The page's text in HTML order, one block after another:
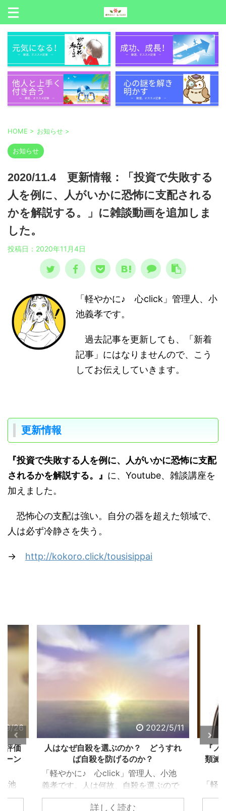
HOME > お知らせ >
お知らせ
2020/11.4 更新情報：「投資で失敗する
人を例に、人がいかに恐怖に支配される
かを解説する。」に雑談動画を追加しま
した。
投稿日： 2020年11月4日
「軽やかに♪ 心click」管理人、小
池義孝です。
過去記事を更新しても、「新着
記事」にはなりませんので、こう
してお伝えしていきます。
更新情報
『投資で失敗する人を例に、人がいかに恐怖に支配
されるかを解説する。』 に、Youtube、雑談講座を
加えました。
恐怖心の支配は強い。自分の器を超えた領域で、
人は必ず冷静さを失う。
→ http://kokoro.click/tousisippai
9/26
評価
ーン
池
生き
2022/5/11
人はなぜ自殺を選ぶのか？ どうすれ
ば自殺を防げるのか？
「軽やかに♪ 心click」管理人、小池
義孝です。人は何故、自殺を選ぶので
しょうか？ 自殺するまで追い込まれ
詳しく読む
『ノ
類滅
「軽
義孝